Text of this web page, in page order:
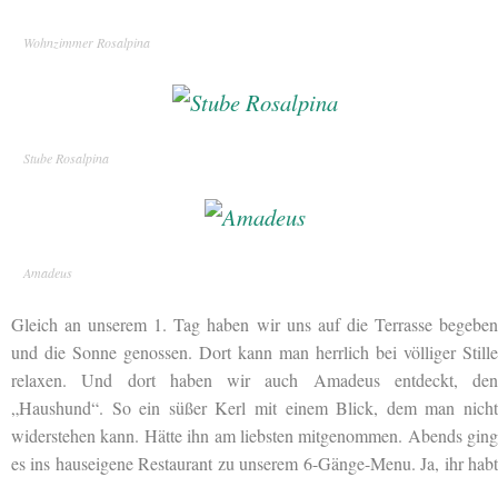
Wohnzimmer Rosalpina
Stube Rosalpina
Amadeus
Gleich an unserem 1. Tag haben wir uns auf die Terrasse begeben
und die Sonne genossen. Dort kann man herrlich bei völliger Stille
relaxen. Und dort haben wir auch Amadeus entdeckt, den
„Haushund“. So ein süßer Kerl mit einem Blick, dem man nicht
widerstehen kann. Hätte ihn am liebsten mitgenommen. Abends ging
es ins hauseigene Restaurant zu unserem 6-Gänge-Menu. Ja, ihr habt